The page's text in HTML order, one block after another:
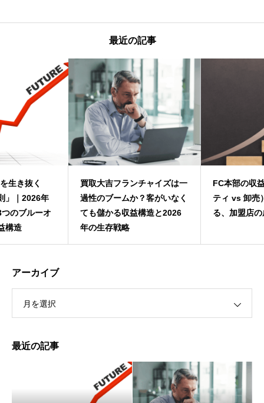
最近の記事
買取大吉フランチャイズは一
過性のブームか？客がいなく
ても儲かる収益構造と2026
年の生存戦略
FC本部の収益源（ロイヤリ
ティ vs 卸売）から見極め
る、加盟店の成功確率
アーカイブ
月を選択
最近の記事